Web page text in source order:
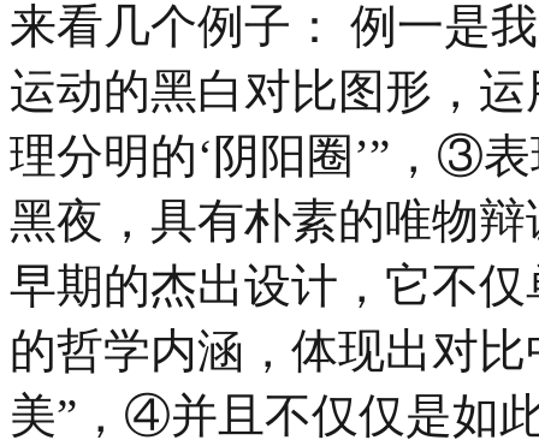
来看几个例子： 例一是
运动的黑白对比图形，
理分明的‘阴阳圈’”，③
黑夜，具有朴素的唯物
早期的杰出设计，它不
的哲学内涵，体现出对
美”，④并且不仅仅是如